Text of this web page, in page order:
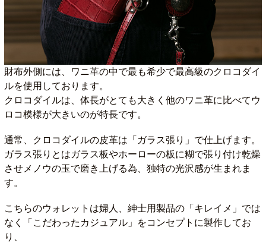
財布外側には、ワニ革の中で最も希少で最高級のクロコダイ
ルを使用しております。
クロコダイルは、体長がとても大きく他のワニ革に比べてウ
ロコ模様が大きいのが特長です。
通常、クロコダイルの皮革は「ガラス張り」で仕上げます。
ガラス張りとはガラス板やホーローの板に糊で張り付け乾燥
させメノウの玉で磨き上げる為、独特の光沢感が生まれま
す。
こちらのウォレットは婦人、紳士用製品の「キレイメ」では
なく「こだわったカジュアル」をコンセプトに製作してお
り、